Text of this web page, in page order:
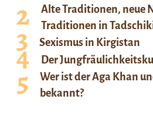
Alte Traditionen, neue
Traditionen in
Sexismus in Kirgistan
Der
Wer ist der Aga Khan
bekannt?